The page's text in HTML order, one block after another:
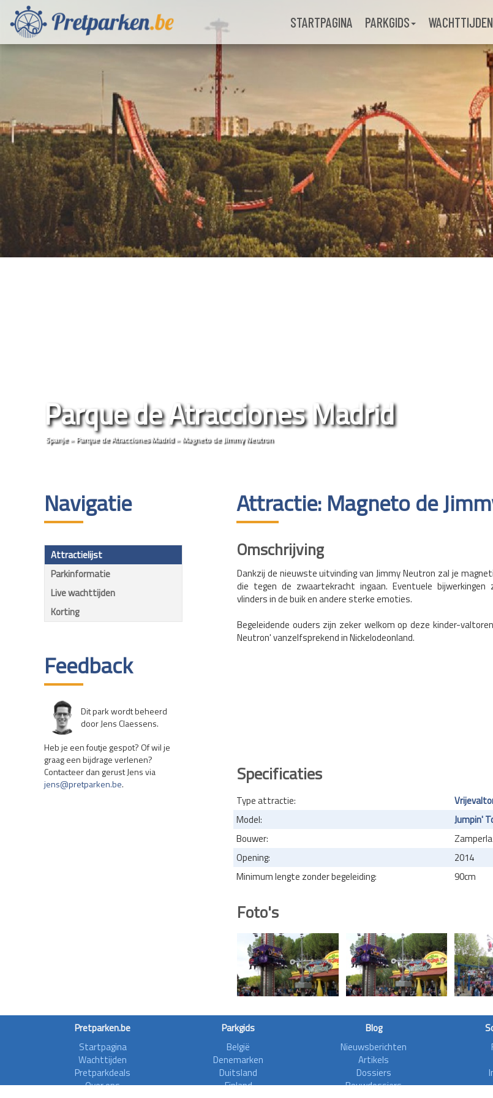
STARTPAGINA PARKGIDS WACHTTIJDEN
Parque de Atracciones Madrid
Spanje»Parque de Atracciones Madrid»Magneto de Jimmy Neutron
Navigatie
Attractielijst
Parkinformatie
Live wachttijden
Korting
Feedback
Dit park wordt beheerd
door Jens Claessens.
Heb je een foutje gespot? Of wil je
graag een bijdrage verlenen?
Contacteer dan gerust Jens via
jens@pretparken.be.
Attractie: Magneto de
Omschrijving
Dankzij de nieuwste uitvinding van Jimmy Neutron zal je
die tegen de zwaartekracht ingaan. Eventuele
vlinders in de buik en andere sterke emoties.
Begeleidende ouders zijn zeker welkom op deze kinder-
Neutron' vanzelfsprekend in Nickelodeonland.
Specificaties
Type attractie:
Model:
Jumpin'
Bouwer:
Zamperla
Opening:
2014
Minimum lengte zonder begeleiding:
90cm
Foto's
Pretparken.be
Startpagina
Wachttijden
Pretparkdeals
Over ons
Parkgids
België
Denemarken
Duitsland
Finland
Blog
Nieuwsberichten
Artikels
Dossiers
Bouwdossiers